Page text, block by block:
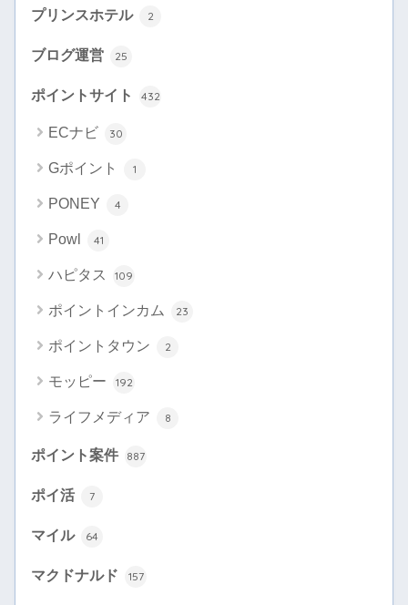
プリンスホテル 2
ブログ運営 25
ポイントサイト 432
ECナビ 30
Gポイント 1
PONEY 4
Powl 41
ハピタス 109
ポイントインカム 23
ポイントタウン 2
モッピー 192
ライフメディア 8
ポイント案件 887
ポイ活 7
マイル 64
マクドナルド 157